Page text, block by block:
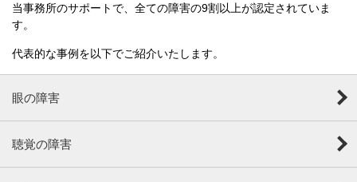
当事務所のサポートで、全ての障害の9割以上が認定されていま
す。
代表的な事例を以下でご紹介いたします。
眼の障害
聴覚の障害